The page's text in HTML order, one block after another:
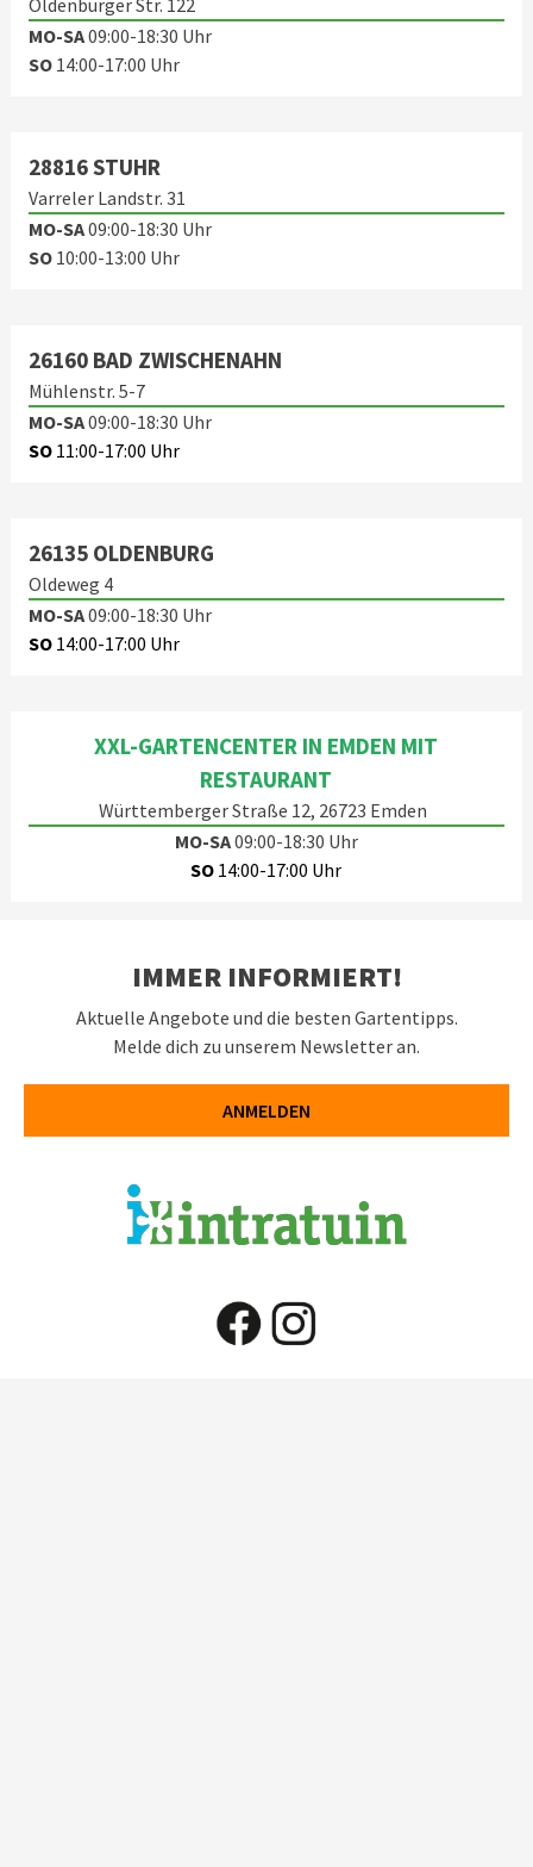
MO-SA09:00-18:30 Uhr
SO 14:00-17:00 Uhr
28816 STUHR
Varreler Landstr. 31
MO-SA09:00-18:30 Uhr
SO10:00-13:00 Uhr
26160 BAD ZWISCHENAHN
Mühlenstr. 5-7
MO-SA09:00-18:30 Uhr
SO 11:00-17:00 Uhr
26135 OLDENBURG
Oldeweg 4
MO-SA09:00-18:30 Uhr
SO14:00-17:00 Uhr
XXL-GARTENCENTER IN EMDEN MIT
RESTAURANT
Württemberger Straße 12, 26723 Emden
MO-SA09:00-18:30 Uhr
SO 14:00-17:00 Uhr
IMMER INFORMIERT!
Aktuelle Angebote und die besten Gartentipps.
Melde dich zu unserem Newsletter an.
ANMELDEN